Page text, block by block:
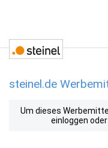
steinel.de
Um dieses
einloggen